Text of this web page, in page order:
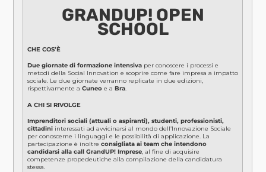
GRANDUP! OPEN
SCHOOL
CHE COS’È
Due giornate di formazione intensiva per conoscere i processi e
metodi della Social Innovation e scoprire come fare impresa a impatto
sociale. Le due giornate verranno replicate in due edizioni,
rispettivamente aCuneoe aBra.
A CHI SI RIVOLGE
Imprenditori sociali (attuali o aspiranti), studenti, professionisti,
cittadini interessati ad avvicinarsi al mondo dell’Innovazione Sociale
per conoscerne i linguaggi e le possibilità di applicazione. La
partecipazione è inoltreconsigliata ai team che intendono
candidarsi alla callGrandUP! Imprese, al fine di acquisire
competenze propedeutiche alla compilazione della candidatura
stessa.